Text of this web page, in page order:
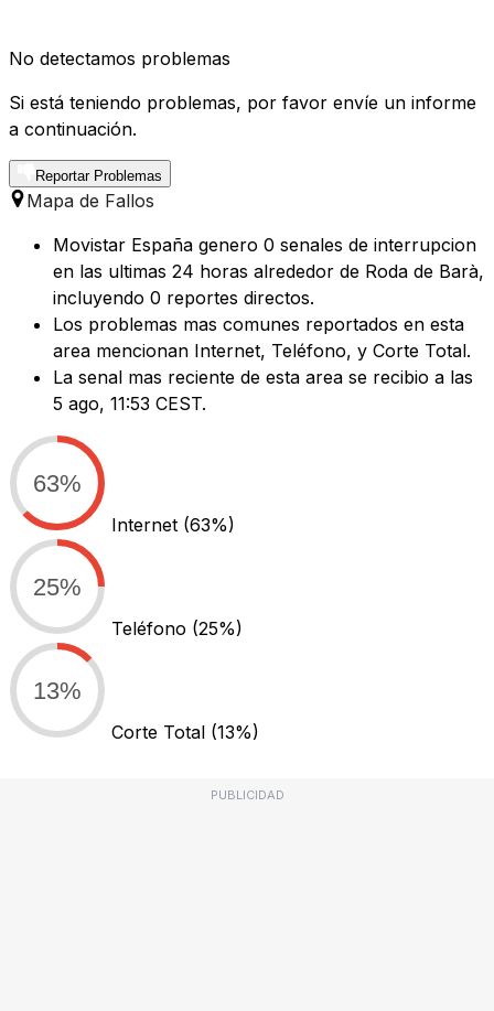
No detectamos problemas
Si está teniendo problemas, por favor envíe un informe
a continuación.
Reportar Problemas
Mapa de Fallos
Movistar España genero 0 senales de interrupcion
en las ultimas 24 horas alrededor de Roda de Barà,
incluyendo 0 reportes directos.
Los problemas mas comunes reportados en esta
area mencionan Internet, Teléfono, y Corte Total.
La senal mas reciente de esta area se recibio a las
5 ago, 11:53 CEST.
63%
Internet (63%)
25%
Teléfono (25%)
13%
Corte Total (13%)
PUBLICIDAD